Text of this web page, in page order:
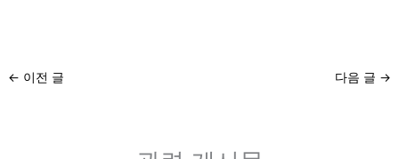
← 이전 글 다음 글 →